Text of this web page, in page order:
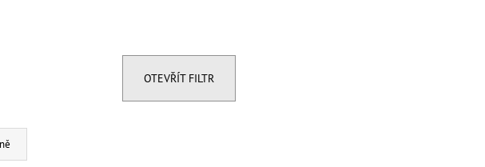
OTEVŘÍT FILTR
BIOUHLÍKEM 999 LITRŮ